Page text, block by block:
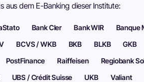
dem E-Banking dieser Institute:
Bank Cler Bank WIR
Banque
BCVS / WKB BKB BLKB
GKB
PostFinance Raiffeisen
Regiobank
UBS / Crédit Suisse UKB
Valiant